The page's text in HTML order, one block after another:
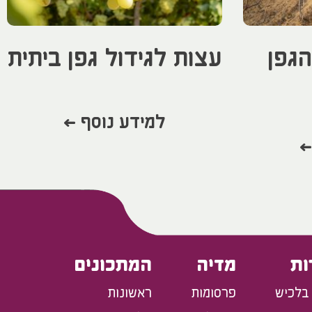
עצות לגידול גפן ביתית
למידע נוסף >
מדיה
פרסומות
המתכונים
ראשונות